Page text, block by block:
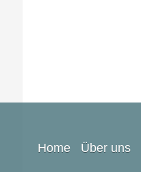
Home Über uns